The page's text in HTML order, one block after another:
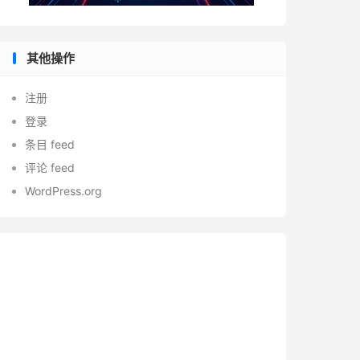
其他操作
注册
登录
条目 feed
评论 feed
WordPress.org